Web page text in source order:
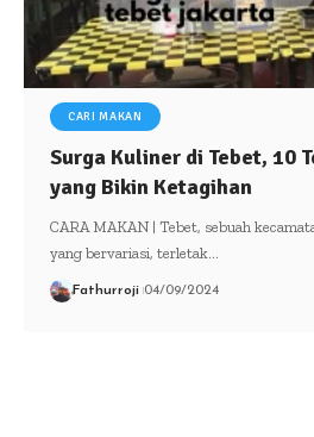
CARI MAKAN
Surga Kuliner di Tebet, 10
yang Bikin Ketagihan
CARA MAKAN | Tebet, sebuah
yang bervariasi, terletak…
Fathurroji 04/09/2024